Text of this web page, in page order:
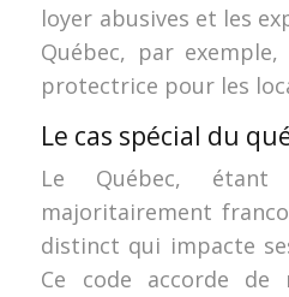
loyer abusives et les
Québec, par
protectrice pour les
Le cas spécial du
Le Québec,
majoritairement
distinct qui impacte
Ce code accorde de